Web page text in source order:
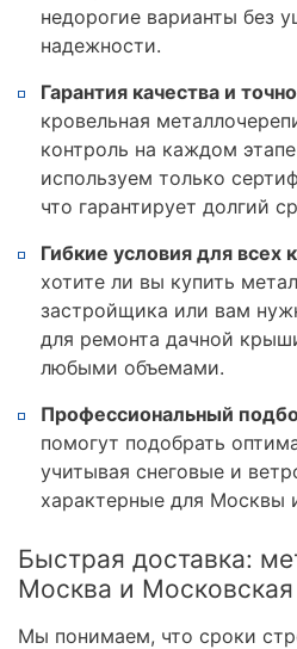
недорогие варианты без
надежности.
Гарантия качества и
кровельная
контроль на каждом
используем только
что гарантирует долгий
Гибкие условия для всех
хотите ли вы купить
застройщика или вам
для ремонта дачной
любыми объемами.
Профессиональный
помогут подобрать
учитывая снеговые и
характерные для Москвы
Быстрая доставка:
Москва и Московская
Мы понимаем, что сроки